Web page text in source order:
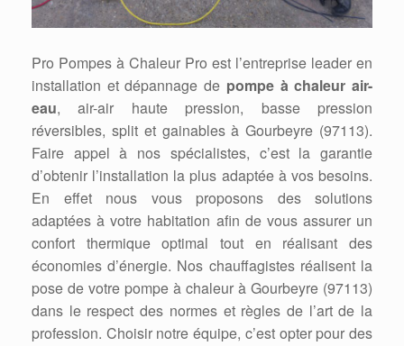
Pro Pompes à Chaleur Pro est l’entreprise leader en
installation et dépannage de pompe à chaleur air-
eau, air-air haute pression, basse pression
réversibles, split et gainables à Gourbeyre (97113).
Faire appel à nos spécialistes, c’est la garantie
d’obtenir l’installation la plus adaptée à vos besoins.
En effet nous vous proposons des solutions
adaptées à votre habitation afin de vous assurer un
confort thermique optimal tout en réalisant des
économies d’énergie. Nos chauffagistes réalisent la
pose de votre pompe à chaleur à Gourbeyre (97113)
dans le respect des normes et règles de l’art de la
profession. Choisir notre équipe, c’est opter pour des